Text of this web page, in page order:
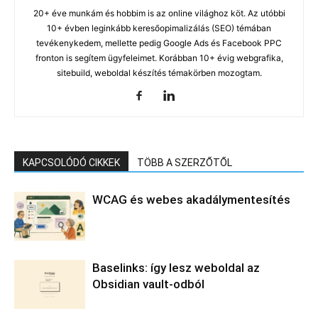
20+ éve munkám és hobbim is az online világhoz köt. Az utóbbi
10+ évben leginkább keresőopimalizálás (SEO) témában
tevékenykedem, mellette pedig Google Ads és Facebook PPC
fronton is segítem ügyfeleimet. Korábban 10+ évig webgrafika,
sitebuild, weboldal készítés témakörben mozogtam.
KAPCSOLÓDÓ CIKKEK TÖBB A SZERZŐTŐL
WCAG és webes akadálymentesítés
Baselinks: így lesz weboldal az
Obsidian vault-odból